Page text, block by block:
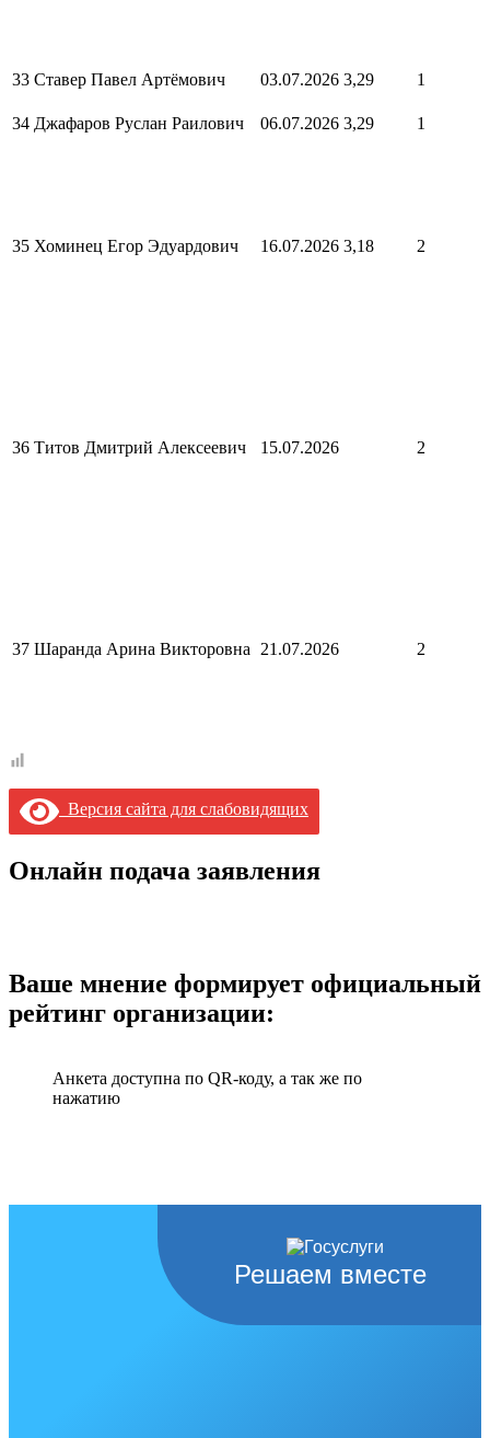
33 Ставер Павел Артёмович 03.07.2026 3,29 1
34 Джафаров Руслан Раилович 06.07.2026 3,29 1
35 Хоминец Егор Эдуардович 16.07.2026 3,18 2
36 Титов Дмитрий Алексеевич 15.07.2026 2
37 Шаранда Арина Викторовна 21.07.2026 2
Версия сайта для слабовидящих
Онлайн подача заявления
Ваше мнение формирует официальный
рейтинг организации:
Анкета доступна по QR-коду, а так же по
нажатию
Решаем вместе